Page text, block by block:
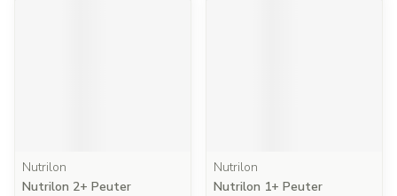
Nutrilon
Nutrilon 2+ Peuter
Nutrilon
Nutrilon 1+ Peuter